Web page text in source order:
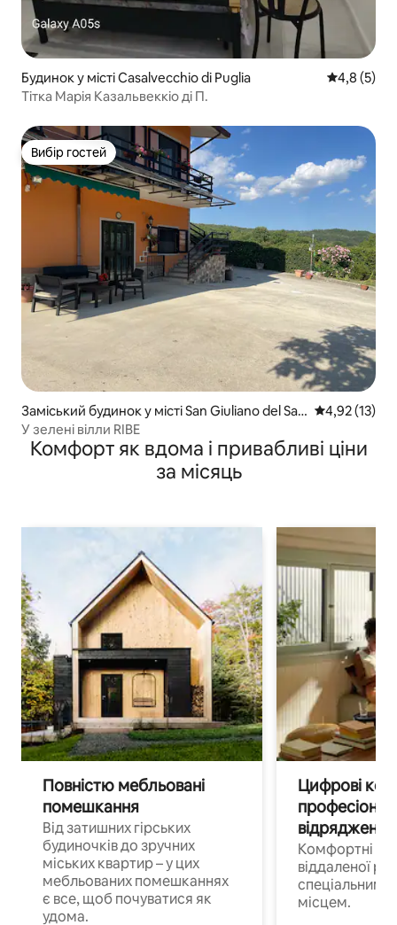
Будинок у місті Casalvecchio di Puglia Середня
4,8 (5)
Тітка Марія Казальвеккіо ді П.
Вибір гостей
Вибір гостей
Заміський будинок у місті San Giuliano del San
nio
Середня
4,92 (13)
У зелені вілли RIBE
Комфорт як вдома і привабливі ціни
за місяць
Повністю мебльовані
помешкання
Від затишних гірських
будиночків до зручних
міських квартир – у цих
мебльованих помешканнях
є все, щоб почуватися як
удома.
Цифрові
Комфортні
віддаленої
спеціальним
місцем.